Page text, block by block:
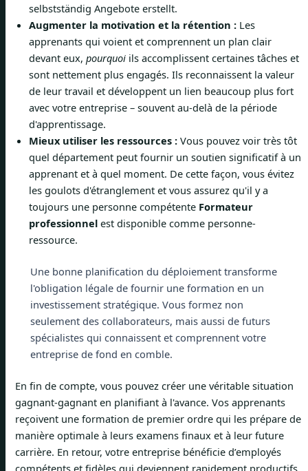
selbstständig Angebote erstellt.
Augmenter la motivation et la rétention : Les
apprenants qui voient et comprennent un plan clair
devant eux, pourquoi ils accomplissent certaines tâches et
sont nettement plus engagés. Ils reconnaissent la valeur
de leur travail et développent un lien beaucoup plus fort
avec votre entreprise – souvent au-delà de la période
d'apprentissage.
Mieux utiliser les ressources : Vous pouvez voir très tôt
quel département peut fournir un soutien significatif à un
apprenant et à quel moment. De cette façon, vous évitez
les goulots d'étranglement et vous assurez qu'il y a
toujours une personne compétente Formateur
professionnel est disponible comme personne-
ressource.
Une bonne planification du déploiement transforme
l'obligation légale de fournir une formation en un
investissement stratégique. Vous formez non
seulement des collaborateurs, mais aussi de futurs
spécialistes qui connaissent et comprennent votre
entreprise de fond en comble.
En fin de compte, vous pouvez créer une véritable situation
gagnant-gagnant en planifiant à l'avance. Vos apprenants
reçoivent une formation de premier ordre qui les prépare de
manière optimale à leurs examens finaux et à leur future
carrière. En retour, votre entreprise bénéficie d’employés